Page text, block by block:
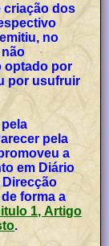
criação dos
no
optado por
por usufruir
pela
a
em Diário
forma a
1, Artigo
.